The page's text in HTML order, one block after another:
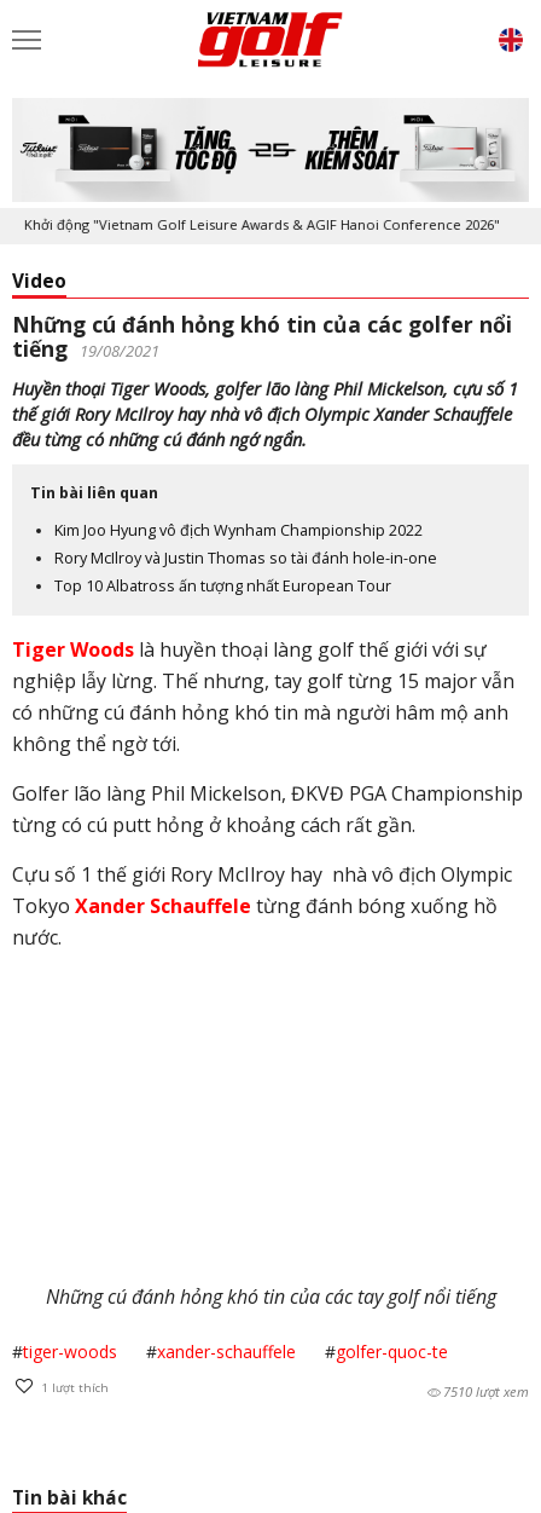
Khởi động "Vietnam Golf Leisure Awards & AGIF Hanoi Conference 2026"
Video
Những cú đánh hỏng khó tin của các golfer nổi
tiếng
19/08/2021
Huyền thoại Tiger Woods, golfer lão làng Phil Mickelson, cựu số 1
thế giới Rory McIlroy hay nhà vô địch Olympic Xander Schauffele
đều từng có những cú đánh ngớ ngẩn.
Tin bài liên quan
Kim Joo Hyung vô địch Wynham Championship 2022
Rory McIlroy và Justin Thomas so tài đánh hole-in-one
Top 10 Albatross ấn tượng nhất European Tour
Tiger Woods là huyền thoại làng golf thế giới với sự
nghiệp lẫy lừng. Thế nhưng, tay golf từng 15 major vẫn
có những cú đánh hỏng khó tin mà người hâm mộ anh
không thể ngờ tới.
Golfer lão làng Phil Mickelson, ĐKVĐ PGA Championship
từng có cú putt hỏng ở khoảng cách rất gần.
Cựu số 1 thế giới Rory McIlroy hay nhà vô địch Olympic
Tokyo Xander Schauffele từng đánh bóng xuống hồ
nước.
Những cú đánh hỏng khó tin của các tay golf nổi tiếng
#tiger-woods #xander-schauffele #golfer-quoc-te
1 lượt thích 7510 lượt xem
Tin bài khác